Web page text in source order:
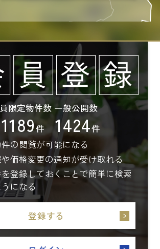
限定物件数
1189件
一般公開数
1424件
の閲覧が可能になる
価格変更の通知が受け取れる
登録しておくことで簡単に検索
になる
登録する